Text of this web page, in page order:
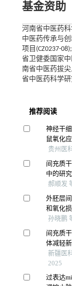
基金资助
河南省中医药科
中医药传承与
项目(CZ0237-
省卫健委国家中
南省中医药拔尖
省中医药科学研